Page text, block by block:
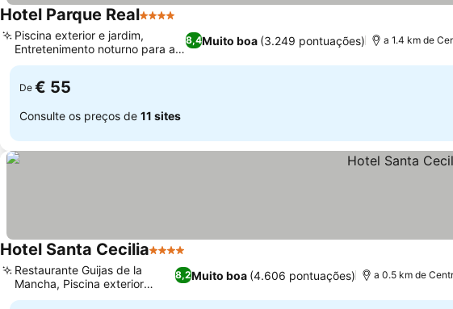
Hotel Parque Real4 Estrelas
8,4Muito boa (3.249 pontuações)
Piscina exterior e jardim,
Entretenimento noturno para a
família
a 1.4 km de
De € 55
Consulte os preços de 11 sites
Hotel Santa Cecilia4 Estrelas
8,2Muito boa (4.606 pontuações)
Restaurante Guijas de la
Mancha, Piscina exterior
sazonal
a 0.5 km de